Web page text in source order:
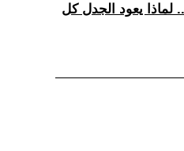
لماذا يعود الجدل كل